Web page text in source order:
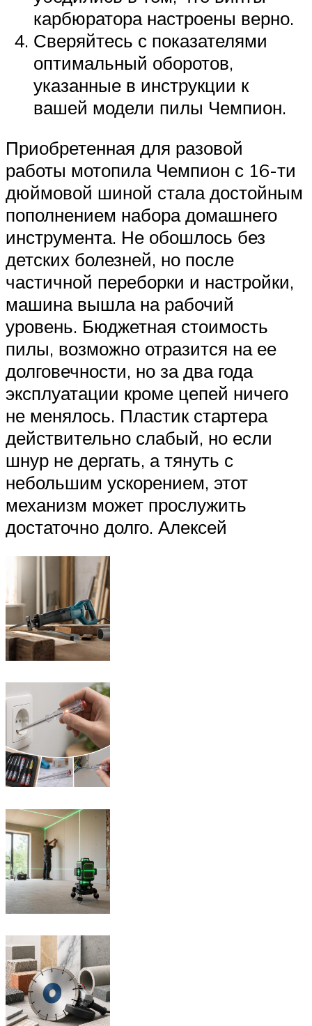
карбюратора настроены верно.
Сверяйтесь с показателями
оптимальный оборотов,
указанные в инструкции к
вашей модели пилы Чемпион.
Приобретенная для разовой
работы мотопила Чемпион с 16-ти
дюймовой шиной стала достойным
пополнением набора домашнего
инструмента. Не обошлось без
детских болезней, но после
частичной переборки и настройки,
машина вышла на рабочий
уровень. Бюджетная стоимость
пилы, возможно отразится на ее
долговечности, но за два года
эксплуатации кроме цепей ничего
не менялось. Пластик стартера
действительно слабый, но если
шнур не дергать, а тянуть с
небольшим ускорением, этот
механизм может прослужить
достаточно долго. Алексей